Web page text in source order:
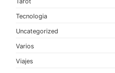
Tecnologia
Uncategorized
Varios
Viajes